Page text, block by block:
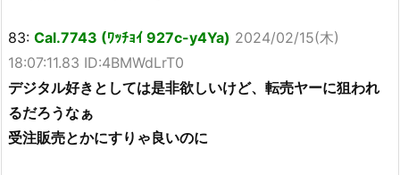
83: Cal.7743 (ﾜｯﾁｮｲ 927c-y4Ya) 2024/02/15(木)
18:07:11.83 ID:4BMWdLrT0
デジタル好きとしては是非欲しいけど、転売ヤーに狙われ
るだろうなぁ
受注販売とかにすりゃ良いのに